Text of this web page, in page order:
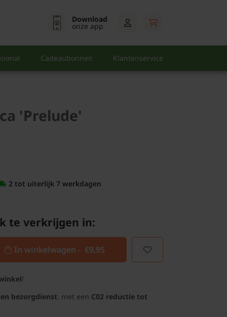
Download
onze app
Cadeaubonnen Klantenservice
'Prelude'
2 tot uiterlijk 7 werkdagen
te verkrijgen in:
In winkelwagen - €9,95
!
bezorgdienst, met een C02 reductie tot